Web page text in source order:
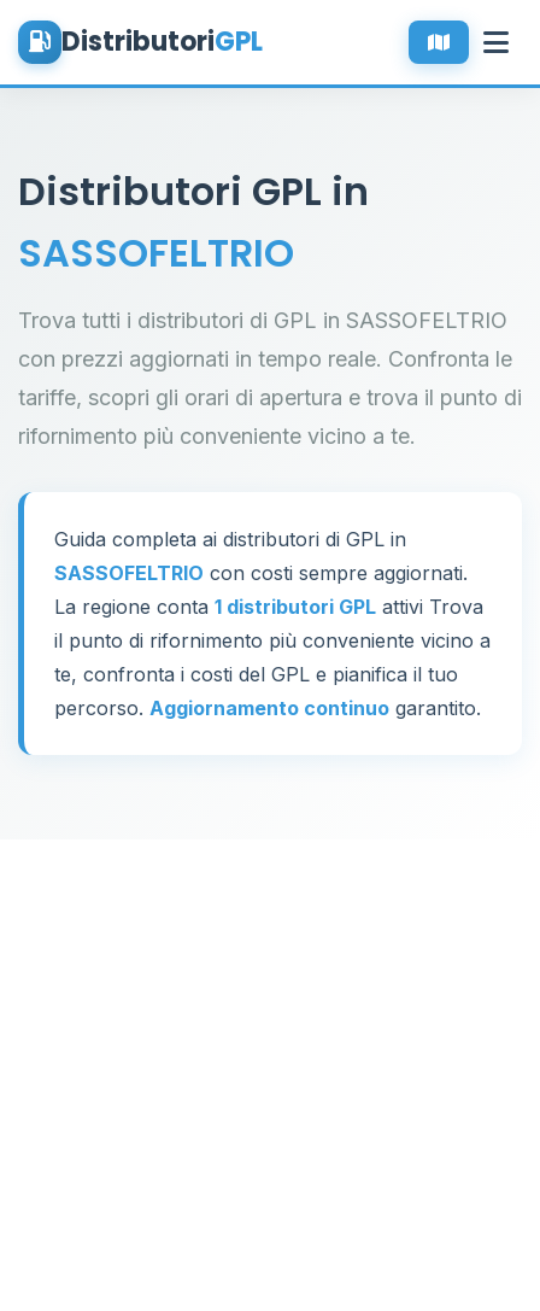
DistributoriGPL
Distributori GPL in
SASSOFELTRIO
Trova tutti i distributori di GPL in SASSOFELTRIO
con prezzi aggiornati in tempo reale. Confronta le
tariffe, scopri gli orari di apertura e trova il punto di
rifornimento più conveniente vicino a te.
Guida completa ai distributori di GPL in
SASSOFELTRIO con costi sempre aggiornati.
La regione conta 1 distributori GPL attivi Trova
il punto di rifornimento più conveniente vicino a
te, confronta i costi del GPL e pianifica il tuo
percorso. Aggiornamento continuo garantito.